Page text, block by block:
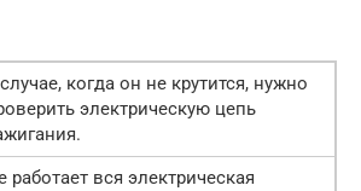
когда он не крутится, нужно
электрическую цепь
работает вся электрическая